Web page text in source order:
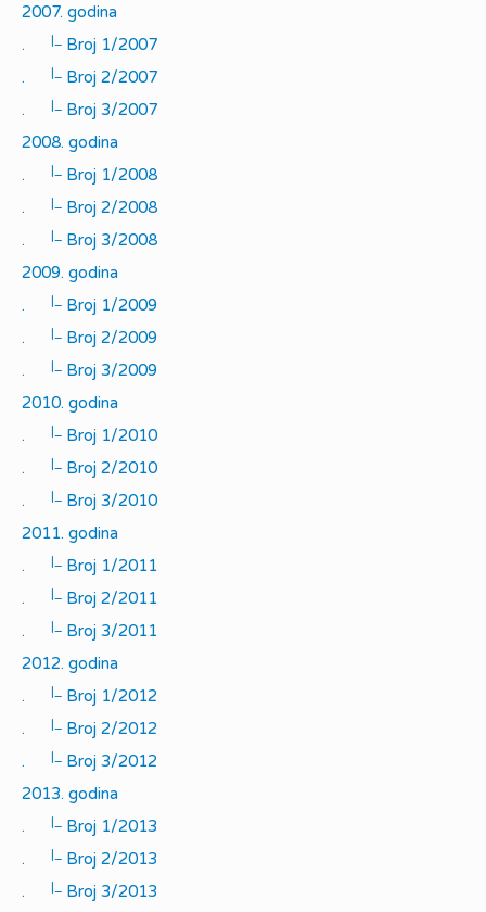
2007. godina
.
|_
Broj 1/2007
.
|_
Broj 2/2007
.
|_
Broj 3/2007
2008. godina
.
|_
Broj 1/2008
.
|_
Broj 2/2008
.
|_
Broj 3/2008
2009. godina
.
|_
Broj 1/2009
.
|_
Broj 2/2009
.
|_
Broj 3/2009
2010. godina
.
|_
Broj 1/2010
.
|_
Broj 2/2010
.
|_
Broj 3/2010
2011. godina
.
|_
Broj 1/2011
.
|_
Broj 2/2011
.
|_
Broj 3/2011
2012. godina
.
|_
Broj 1/2012
.
|_
Broj 2/2012
.
|_
Broj 3/2012
2013. godina
.
|_
Broj 1/2013
.
|_
Broj 2/2013
.
|_
Broj 3/2013